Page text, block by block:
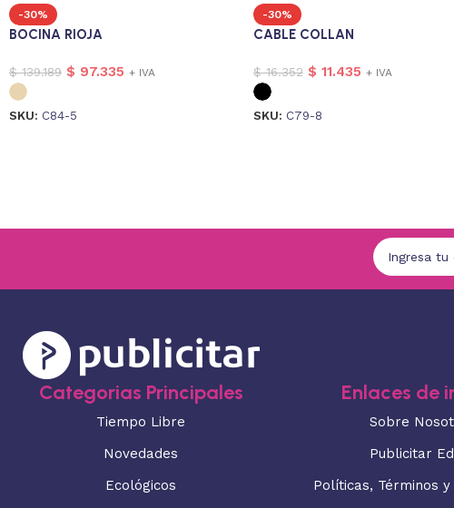
-30%
BOCINA RIOJA
$139.189 $ 97.335 + IVA
SKU: C84-5
-30%
CABLE COLLAN
$16.352 $ 11.435 + IVA
SKU: C79-8
Categorias Principales
Tiempo Libre
Novedades
Ecológicos
Enlaces de
Sobre
Publicitar
Políticas, Términos y